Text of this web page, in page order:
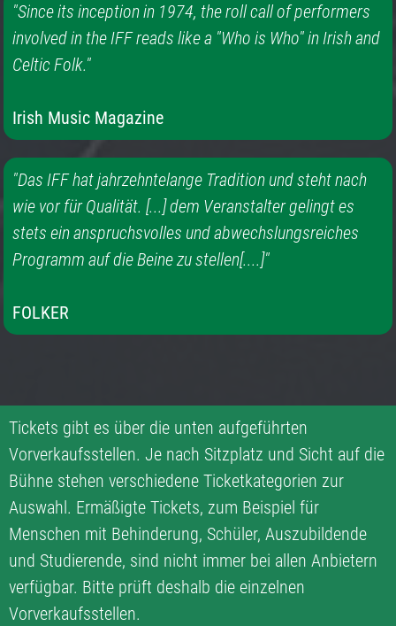
"Since its inception in 1974, the roll call of performers
involved in the IFF reads like a "Who is Who" in Irish and
Celtic Folk."
Irish Music Magazine
"Das IFF hat jahrzehntelange Tradition und steht nach
wie vor für Qualität. [...] dem Veranstalter gelingt es
stets ein anspruchsvolles und abwechslungsreiches
Programm auf die Beine zu stellen[....]"
FOLKER
Tickets gibt es über die unten aufgeführten
Vorverkaufsstellen. Je nach Sitzplatz und Sicht auf die
Bühne stehen verschiedene Ticketkategorien zur
Auswahl. Ermäßigte Tickets, zum Beispiel für
Menschen mit Behinderung, Schüler, Auszubildende
und Studierende, sind nicht immer bei allen Anbietern
verfügbar. Bitte prüft deshalb die einzelnen
Vorverkaufsstellen.